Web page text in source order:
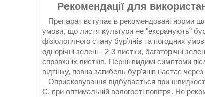
Рекомендації для
Препарат вступає в рекомендовані норми
умови, що листя культури не "ексранують"
фізіологічного стану бур’янів та погодних
однорічні зелені - 2-3 листки, багаторічні
справжніх листків. Перші видимі симптоми
відтінку, повна загибель бур'янів настає
Оприсковування відбувається при
C, при оптимальній вологості повітря. Не